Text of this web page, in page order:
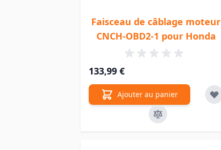
Faisceau de câblage moteur
CNCH-OBD2-1 pour Honda
133,99 €
Ajouter au panier